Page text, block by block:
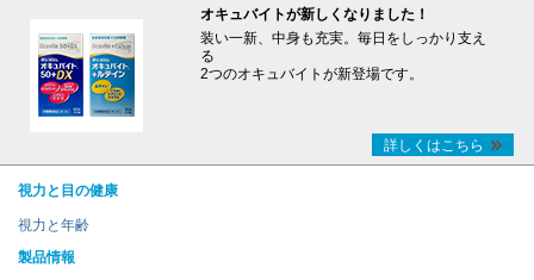
オキュバイトが新しくなりました！
装い一新、中身も充実。毎日をしっかり支え
る
2つのオキュバイトが新登場です。
詳しくはこちら
視力と目の健康
視力と年齢
製品情報